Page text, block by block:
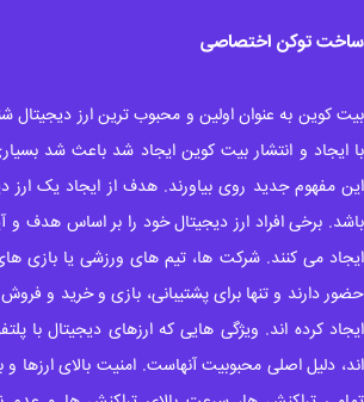
توکن اختصاصی
کوین به عنوان اولین و محبوب ترین ارز دیجیتال
ایجاد و انتشار بیت کوین ایجاد شد باعث شد
مفهوم جدید روی بیاورند. هدف از ایجاد یک ارز
برخی افراد ارز دیجیتال خود را بر اساس هدف و
می کنند. شرکت ها، تیم های ورزشی یا بازی های
دارند و تنها برای پشتیبانی، بازی و خرید و فروش
کرده اند. ویژگی هایی که ارزهای دیجیتال با
دلیل اصلی محبوبیت آنهاست. امنیت بالای ارزها و